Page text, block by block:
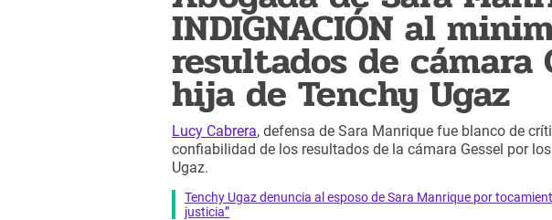
INDIGNACIÓN al
resultados de cámara
hija de Tenchy Ugaz
Lucy Cabrera, defensa de Sara Manrique fue blanco de
confiabilidad de los resultados de la cámara Gessel por
Ugaz.
Tenchy Ugaz denuncia al esposo de Sara Manrique por
justicia”